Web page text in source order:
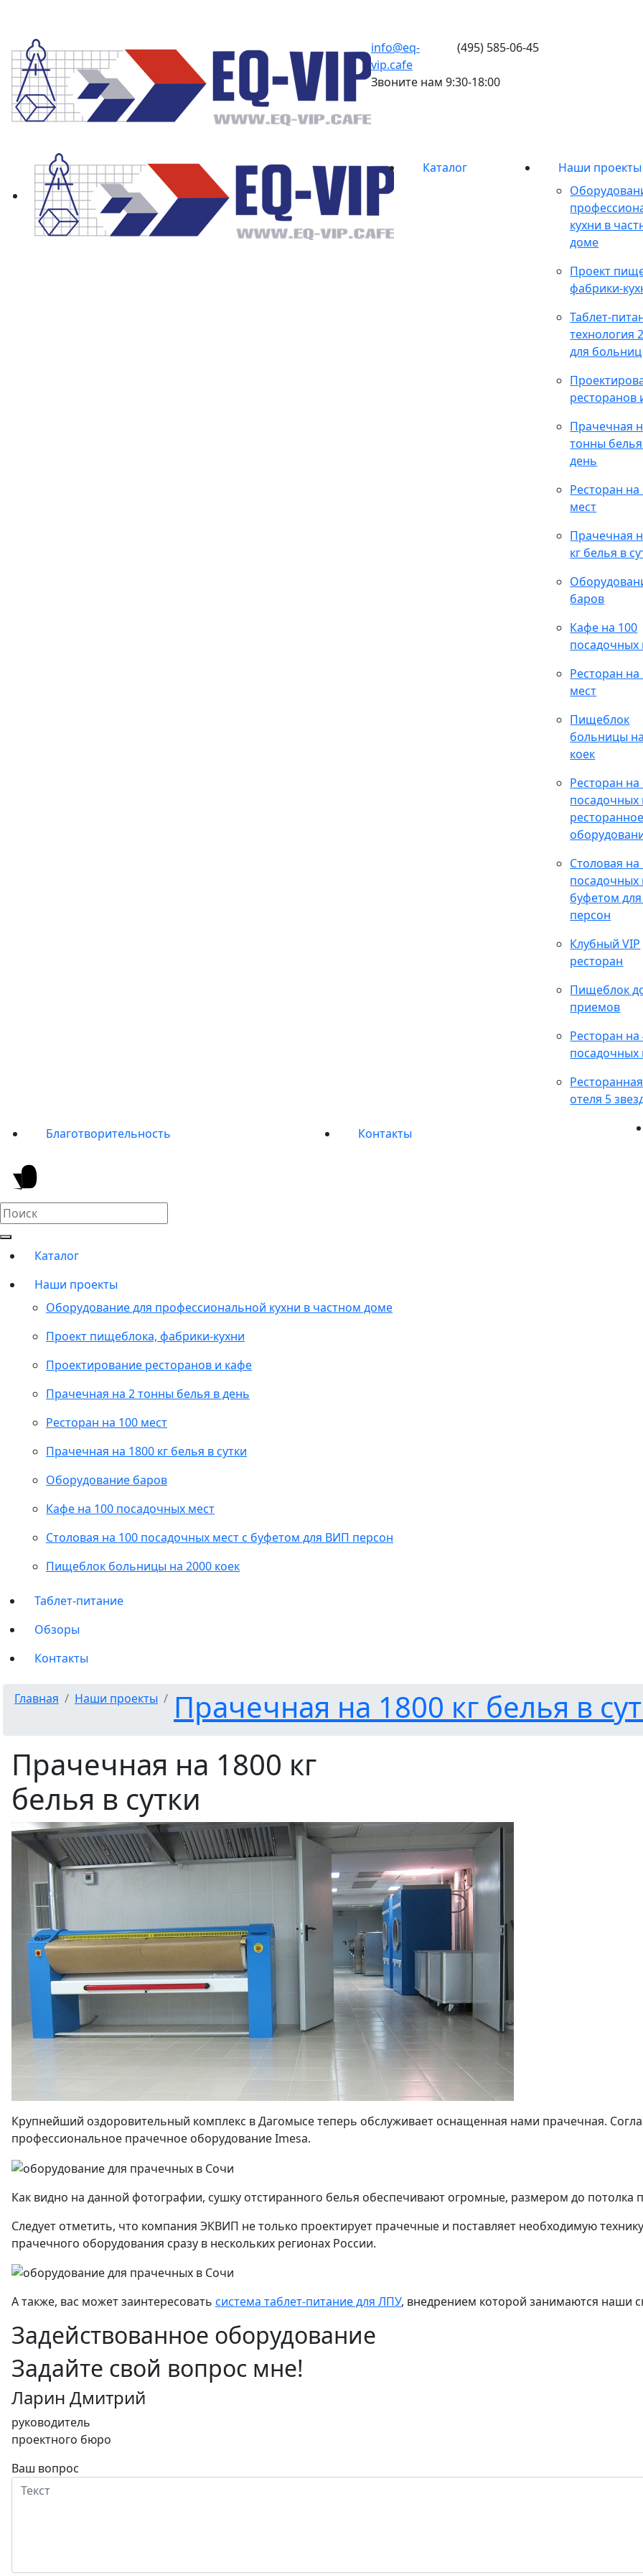
info@eq-
vip.cafe
(495) 585-06-45
Звоните нам 9:30-18:00
Каталог
Наши проекты
кухни в
доме
Проект
фабрики-
Таблет-
технология
для больниц
ресторанов
Прачечная
тонны
день
Ресторан на
мест
Прачечная
кг белья в
баров
Кафе на 100
посадочных
Ресторан на
мест
Пищеблок
больницы
коек
Ресторан на
посадочных
Столовая на
посадочных
буфетом
персон
Клубный VIP
ресторан
Пищеблок
приемов
Ресторан на
посадочных
отеля 5
Благотворительность Контакты
Каталог
Наши проекты
Оборудование для профессиональной кухни в частном доме
Проект пищеблока, фабрики-кухни
Проектирование ресторанов и кафе
Прачечная на 2 тонны белья в день
Ресторан на 100 мест
Прачечная на 1800 кг белья в сутки
Оборудование баров
Кафе на 100 посадочных мест
Столовая на 100 посадочных мест с буфетом для ВИП персон
Пищеблок больницы на 2000 коек
Таблет-питание
Обзоры
Контакты
Главная Наши проекты
Прачечная на 1800 кг белья в
Прачечная на 1800 кг
белья в сутки
Крупнейший оздоровительный комплекс в Дагомысе теперь обслуживает оснащенная нами прачечная.
профессиональное прачечное оборудование Imesa.
Как видно на данной фотографии, сушку отстиранного белья обеспечивают огромные, размером до
Следует отметить, что компания ЭКВИП не только проектирует прачечные и поставляет необходимую
прачечного оборудования сразу в нескольких регионах России.
А также, вас может заинтересовать система таблет-питание для ЛПУ, внедрением которой занимаются наши
Задействованное оборудование
Задайте свой вопрос мне!
Ларин Дмитрий
руководитель
проектного бюро
Ваш вопрос